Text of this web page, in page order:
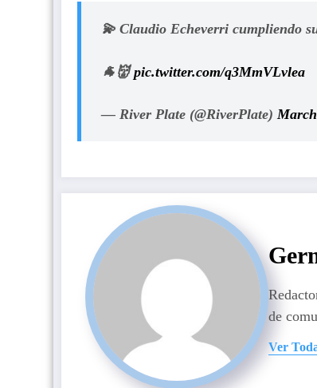
💫 Claudio Echeverri cumpliendo
🐐👹pic.twitter.com/q3MmVLvlea
— River Plate (@RiverPlate)
de
Ver